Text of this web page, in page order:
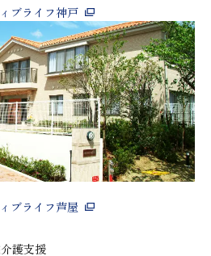
ブライフ神戸
ブライフ芦屋
護支援